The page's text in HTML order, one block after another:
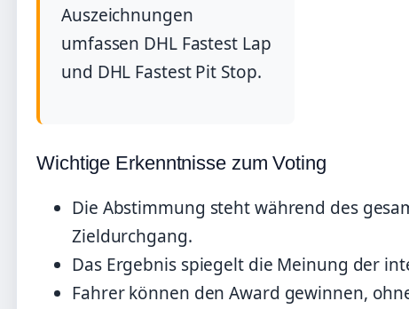
Auszeichnungen
umfassen DHL Fastest Lap
und DHL Fastest Pit Stop.
Wichtige Erkenntnisse zum Voting
Die Abstimmung steht während des
Zieldurchgang.
Das Ergebnis spiegelt die Meinung der
Fahrer können den Award gewinnen,